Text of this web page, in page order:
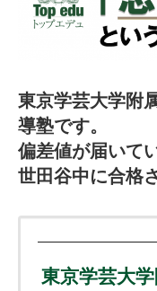
東京学芸大学附
導塾です。
偏差値が届いて
世田谷中に合格
東京学芸大